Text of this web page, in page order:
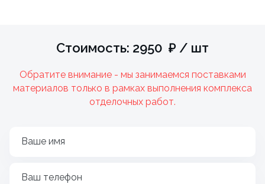
Стоимость: 2950 ₽ / шт
Обратите внимание - мы занимаемся поставками
материалов только в рамках выполнения комплекса
отделочных работ.
Ваше имя
Ваш телефон